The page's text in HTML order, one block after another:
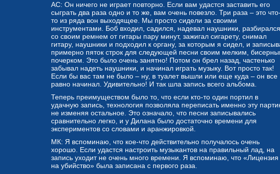
AC: Он ничего не играет повторно. Если вам удастся заставить его
сыграть два раза одно и то же, вам очень повезло. Три раза – это что-
то из ряда вон выходящее. Мы просто сидели за своими
инструментами. Боб входил, садился, надевал наушники, разбирался
со своим ремнем от гитары пару минут, зажигал сигарету, снимал
гитару, наушники и подходил к органу, за которым я сидел, и
примерно пяток строк для следующей песни своим мелким,
почерком. Это было очень занятно! Потом он брел назад, частенько
забывал надеть наушники, и начинал играть музыку. Вот просто так!
Если бы вас там не было – ну, в туалет вышли или еще куда – он все
равно начинал. Удивительно! И так шла запись всего альбома.
Теперь преимуществом было то, что если кто-то один портил в
удачную запись, технология позволяла переписать именно эту
не изменяя остальное. Это означало, что песни записывались
сравнительно легко, и у Дилана было достаточно времени для
экспериментов со словами и аранжировкой.
МК: Я вспоминаю, что кое-что действительно получалось очень
хорошо. Если удастся настроить музыкантов на правильный лад, на
запись уходит не очень много времени. Я вспоминаю, что «Лицензия
на убийство» была записана с первого раза.